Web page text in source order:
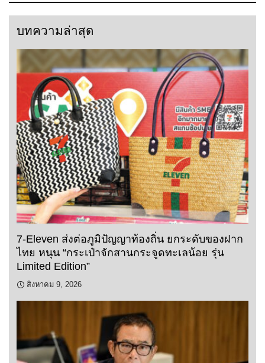
บทความล่าสุด
7-Eleven ส่งต่อภูมิปัญญาท้องถิ่น ยกระดับของฝาก
ไทย หนุน “กระเป๋าจักสานกระจูดทะเลน้อย รุ่น
Limited Edition”
สิงหาคม 9, 2026